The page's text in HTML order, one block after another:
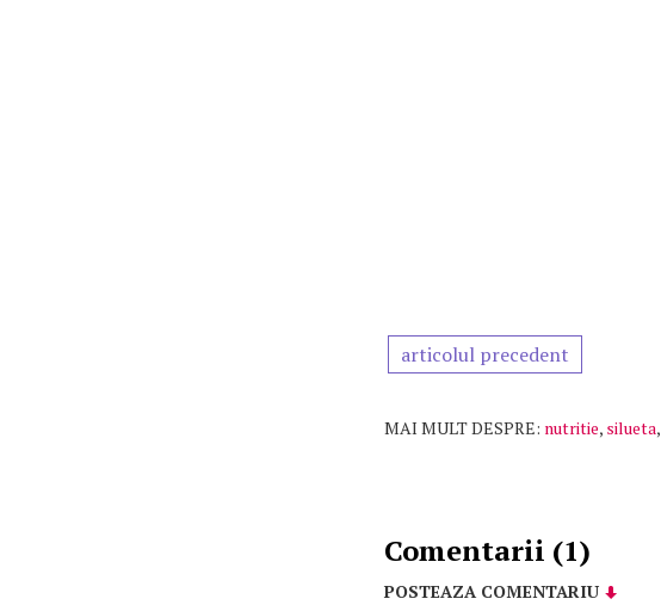
articolul precedent
MAI MULT DESPRE: nutritie, silueta,
Comentarii (1)
POSTEAZA COMENTARIU